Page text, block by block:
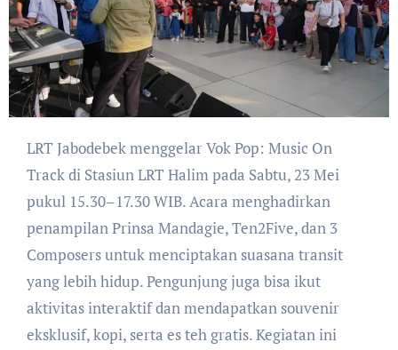
LRT Jabodebek menggelar Vok Pop: Music On
Track di Stasiun LRT Halim pada Sabtu, 23 Mei
pukul 15.30–17.30 WIB. Acara menghadirkan
penampilan Prinsa Mandagie, Ten2Five, dan 3
Composers untuk menciptakan suasana transit
yang lebih hidup. Pengunjung juga bisa ikut
aktivitas interaktif dan mendapatkan souvenir
eksklusif, kopi, serta es teh gratis. Kegiatan ini